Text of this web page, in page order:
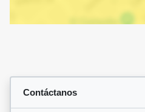
Contáctanos